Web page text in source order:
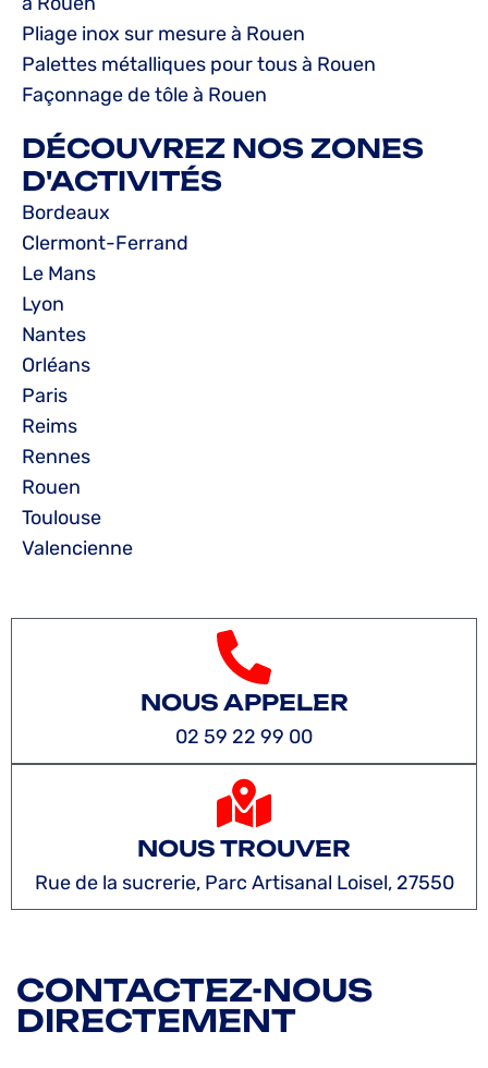
Pliage inox sur mesure à Rouen
Palettes métalliques pour tous à Rouen
Façonnage de tôle à Rouen
DÉCOUVREZ NOS ZONES
D'ACTIVITÉS
Bordeaux
Clermont-Ferrand
Le Mans
Lyon
Nantes
Orléans
Paris
Reims
Rennes
Rouen
Toulouse
Valencienne
NOUS APPELER
02 59 22 99 00
NOUS TROUVER
Rue de la sucrerie, Parc Artisanal Loisel, 27550
CONTACTEZ-NOUS
DIRECTEMENT